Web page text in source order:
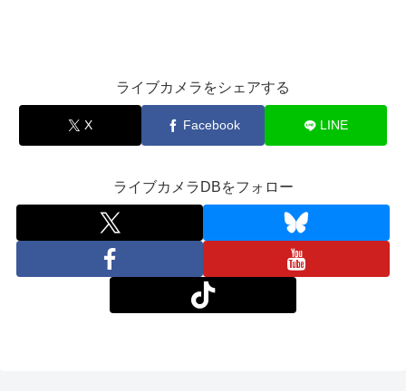
ライブカメラをシェアする
X Facebook LINE
ライブカメラDBをフォロー